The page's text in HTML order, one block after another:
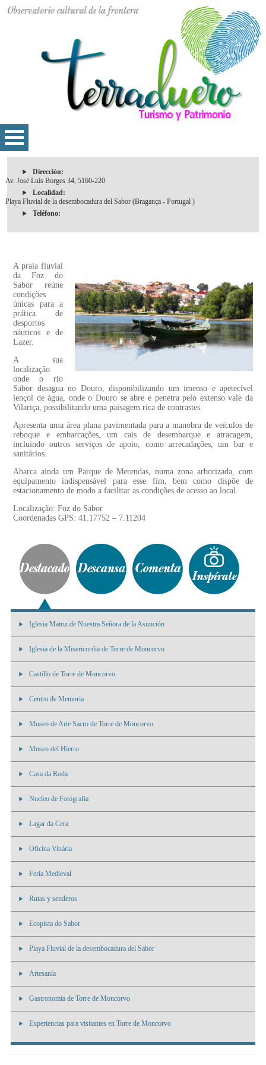
Dirección:
Av. José Luís Borges 34, 5160-220
Localidad:
Playa Fluvial de la desembocadura del Sabor (Bragança - Portugal )
Teléfono:
A praia fluvial
da Foz do
Sabor reúne
condições
únicas para a
prática de
desportos
náuticos e de
Lazer.
A sua
localização
onde o rio
Sabor desagua no Douro, disponibilizando um imenso e apetecível
lençol de água, onde o Douro se abre e penetra pelo extenso vale da
Vilariça, possibilitando uma paisagem rica de contrastes.
Apresenta uma área plana pavimentada para a manobra de veículos de
reboque e embarcações, um cais de desembarque e atracagem,
incluindo outros serviços de apoio, como arrecadações, um bar e
sanitários.
Abarca ainda um Parque de Merendas, numa zona arborizada, com
equipamento indispensável para esse fim, bem como dispõe de
estacionamento de modo a facilitar as condições de acesso ao local.
Localização: Foz do Sabor
Coordenadas GPS: 41.17752 – 7.11204
Iglesia Matriz de Nuestra Señora de la Asunción
Iglesia de la Misericordia de Torre de Moncorvo
Castillo de Torre de Moncorvo
Centro de Memoria
Museo de Arte Sacro de Torre de Moncorvo
Museo del Hierro
Casa da Roda
Nucleo de Fotografia
Lagar da Cera
Oficina Vinária
Feria Medieval
Rutas y senderos
Ecopista do Sabor
Playa Fluvial de la desembocadura del Sabor
Artesanía
Gastronomia de Torre de Moncorvo
Experiencias para visitantes en Torre de Moncorvo